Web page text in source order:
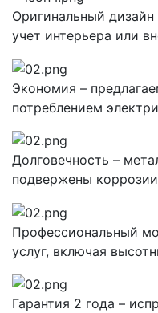
Оригинальный
учет интерьера или
Экономия –
потреблением
Долговечность –
подвержены коррозии
Профессиональный
услуг, включая
Гарантия 2 года –